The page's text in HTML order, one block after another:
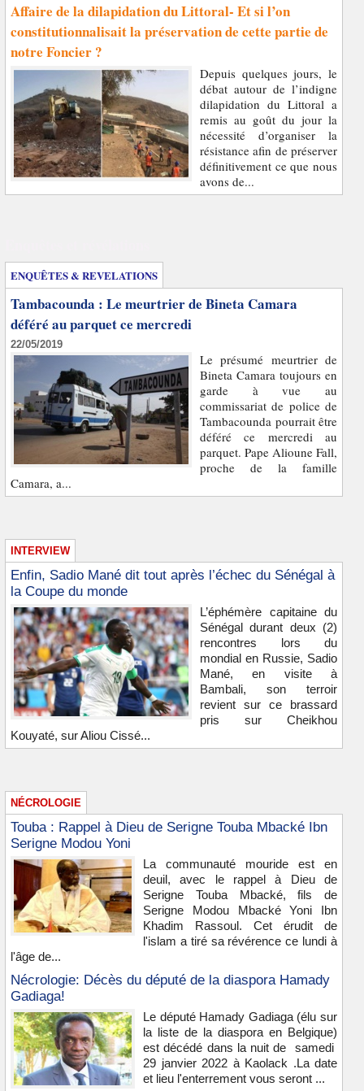
Affaire de la dilapidation du Littoral- Et si l’on
constitutionnalisait la préservation de cette partie de
notre Foncier ?
Depuis quelques jours, le
débat autour de l’indigne
dilapidation du Littoral a
remis au goût du jour la
nécessité d’organiser la
résistance afin de préserver
définitivement ce que nous
avons de...
ENQUÊTES & REVELATIONS
Tambacounda : Le meurtrier de Bineta Camara
déféré au parquet ce mercredi
22/05/2019
Le présumé meurtrier de
Bineta Camara toujours en
garde à vue au
commissariat de police de
Tambacounda pourrait être
déféré ce mercredi au
parquet. Pape Alioune Fall,
proche de la famille
Camara, a...
INTERVIEW
Enfin, Sadio Mané dit tout après l’échec du Sénégal à
la Coupe du monde
L’éphémère capitaine du
Sénégal durant deux (2)
rencontres lors du
mondial en Russie, Sadio
Mané, en visite à
Bambali, son terroir
revient sur ce brassard
pris sur Cheikhou
Kouyaté, sur Aliou Cissé...
NÉCROLOGIE
Touba : Rappel à Dieu de Serigne Touba Mbacké Ibn
Serigne Modou Yoni
La communauté mouride est en
deuil, avec le rappel à Dieu de
Serigne Touba Mbacké, fils de
Serigne Modou Mbacké Yoni Ibn
Khadim Rassoul. Cet érudit de
l'islam a tiré sa révérence ce lundi à
l'âge de...
Nécrologie: Décès du député de la diaspora Hamady
Gadiaga!
Le député Hamady Gadiaga (élu sur
la liste de la diaspora en Belgique)
est décédé dans la nuit de samedi
29 janvier 2022 à Kaolack .La date
et lieu l'enterrement vous seront ...